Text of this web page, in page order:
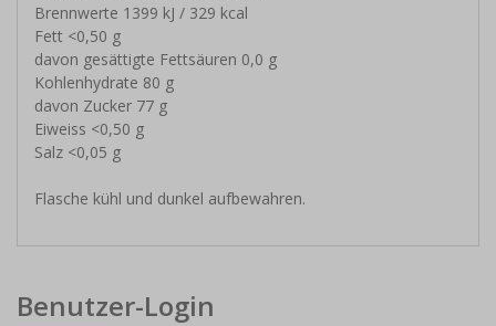
Brennwerte 1399 kJ / 329 kcal
Fett <0,50 g
davon gesättigte Fettsäuren 0,0 g
Kohlenhydrate 80 g
davon Zucker 77 g
Eiweiss <0,50 g
Salz <0,05 g
Flasche kühl und dunkel aufbewahren.
Benutzer-Login